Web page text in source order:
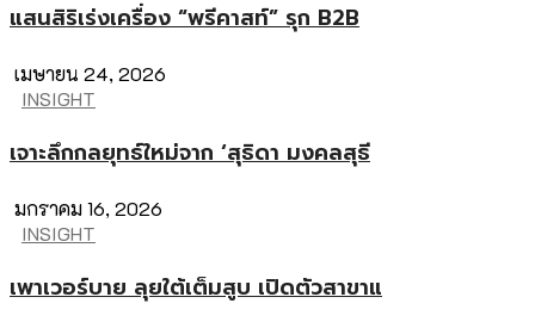
แสนสิริเร่งเครื่อง “พรีคาสท์” รุก B2B
เมษายน 24, 2026
INSIGHT
เจาะลึกกลยุทธ์ใหม่จาก ‘สุธิดา มงคลสุธี
มกราคม 16, 2026
INSIGHT
เพาเวอร์บาย ลุยใต้เต็มสูบ เปิดตัวสาขาแ